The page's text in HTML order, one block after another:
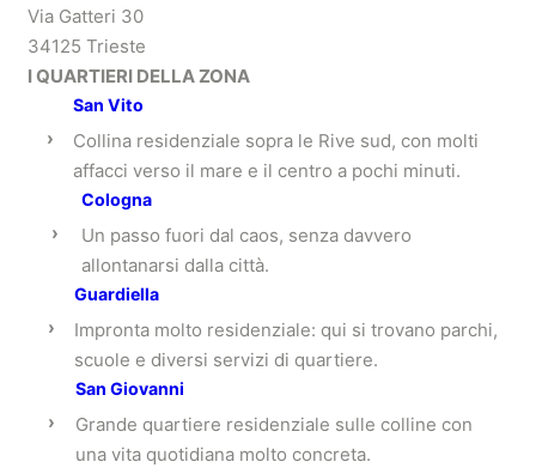
Via Gatteri 30
34125 Trieste
I QUARTIERI DELLA ZONA
›
San Vito
Collina residenziale sopra le Rive sud, con molti
affacci verso il mare e il centro a pochi minuti.
›
Cologna
Un passo fuori dal caos, senza davvero
allontanarsi dalla città.
›
Guardiella
Impronta molto residenziale: qui si trovano parchi,
scuole e diversi servizi di quartiere.
›
San Giovanni
Grande quartiere residenziale sulle colline con
una vita quotidiana molto concreta.